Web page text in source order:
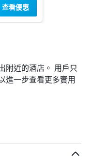
查看優惠
附近的酒店。 用戶只
進一步查看更多實用